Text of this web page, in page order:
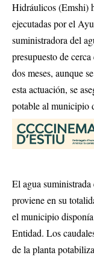
Hidráulicos (Emshi)
ejecutadas por el
suministradora del
presupuesto de
dos meses, aunque
esta actuación, se
potable al municipio
El agua
proviene en su
el municipio
Entidad. Los
de la planta